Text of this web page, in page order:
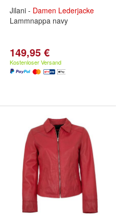
Jilani - Damen Lederjacke
Lammnappa navy
149,95 €
Kostenloser Versand